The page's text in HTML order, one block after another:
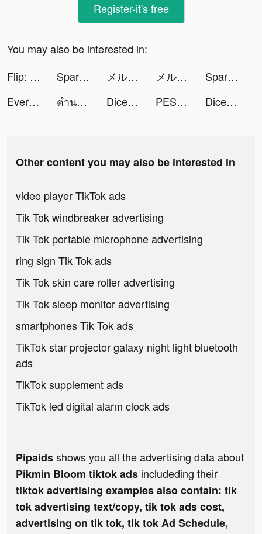
Register-it's free
You may also be interested in:
Flip: Shop Top Beauty & Makeup tiktok ads
Spark - Personal Themes tiktok ads メルカリ tiktok ads メルカリ tiktok ads
Spark - Personal Themes tiktok ads
Evernote - Notes Organizer tiktok ads
ตำนานจอมยุทธ์กระบี - โลกใหม่ tiktok ads Dice Go - Lucky Day tiktok ads PES tiktok ads Dice Go - Lucky Day tiktok ads
Other content you may also be interested in
video player TikTok ads
Tik Tok windbreaker advertising
Tik Tok portable microphone advertising
ring sign Tik Tok ads
Tik Tok skin care roller advertising
Tik Tok sleep monitor advertising
smartphones Tik Tok ads
TikTok star projector galaxy night light bluetooth
ads
TikTok supplement ads
TikTok led digital alarm clock ads
Pipaidsshows you all the advertising data about
Pikmin Bloom tiktok ads includeding their
tiktok advertising examples also contain: tik
tok advertising text/copy, tik tok ads cost,
advertising on tik tok, tik tok Ad Schedule,